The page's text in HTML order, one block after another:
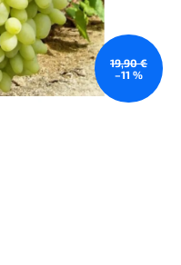
19,90 €
–11 %